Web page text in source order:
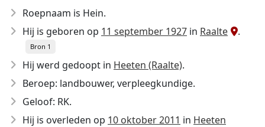
Roepnaam is Hein.
Hij is geboren op 11 september 1927 in Raalte .
Bron 1
Hij werd gedoopt in Heeten (Raalte).
Beroep: landbouwer, verpleegkundige.
Geloof: RK.
Hij is overleden op 10 oktober 2011 in Heeten